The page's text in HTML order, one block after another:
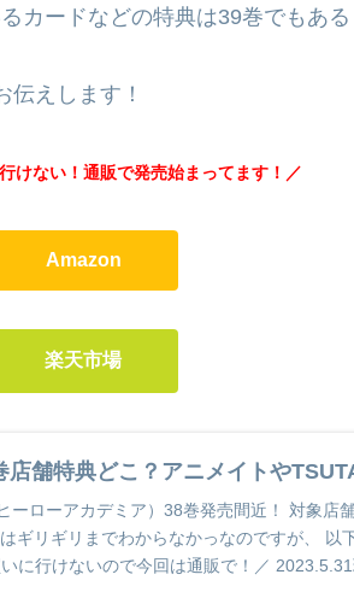
カードなどの特典は39巻でもある
伝えします！
けない！通販で発売始まってます！／
Amazon
楽天市場
店舗特典どこ？アニメイトや
ーローアカデミア）38巻発売間近！ 対象店
ギリギリまでわからなかっなのですが、 以
に行けないので今回は通販で！／ 2023.5.31